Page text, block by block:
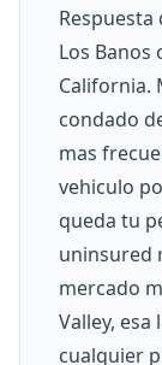
Los
California.
condado
mas
vehiculo
queda tu
uninsured
mercado
Valley,
cualquier